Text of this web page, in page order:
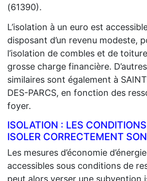
(61390).
L’isolation à un euro est
disposant d’un revenu modeste,
l’isolation de combles et de
grosse charge financière.
similaires sont également à
DES-PARCS, en fonction des
foyer.
ISOLATION : LES
ISOLER CORRECTEMENT
Les mesures d’économie
accessibles sous conditions de
peut alors verser une subvention